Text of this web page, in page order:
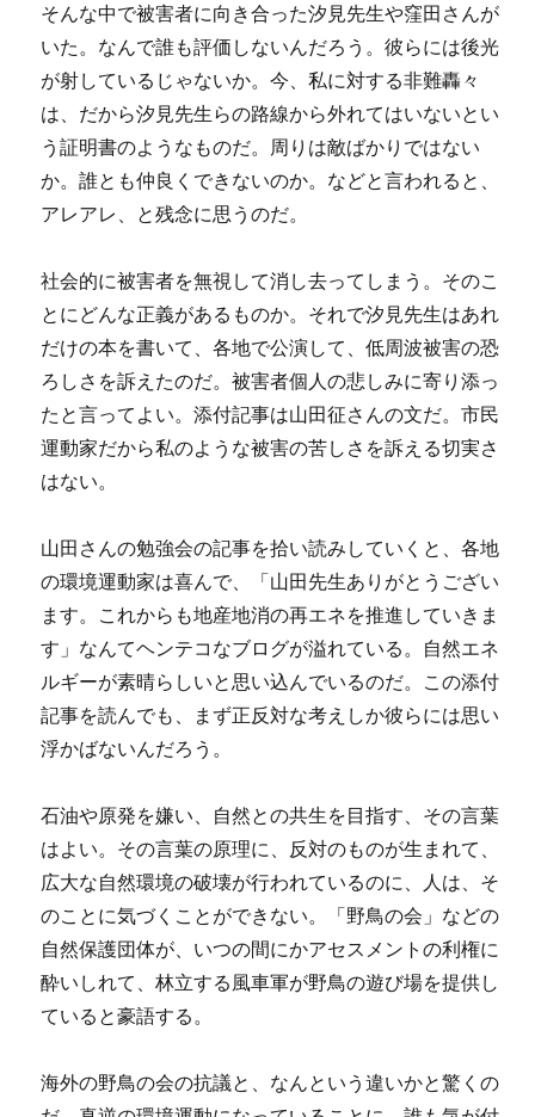
そんな中で被害者に向き合った汐見先生や窪田さんが
いた。なんで誰も評価しないんだろう。彼らには後光
が射しているじゃないか。今、私に対する非難轟々
は、だから汐見先生らの路線から外れてはいないとい
う証明書のようなものだ。周りは敵ばかりではない
か。誰とも仲良くできないのか。などと言われると、
アレアレ、と残念に思うのだ。
社会的に被害者を無視して消し去ってしまう。そのこ
とにどんな正義があるものか。それで汐見先生はあれ
だけの本を書いて、各地で公演して、低周波被害の恐
ろしさを訴えたのだ。被害者個人の悲しみに寄り添っ
たと言ってよい。添付記事は山田征さんの文だ。市民
運動家だから私のような被害の苦しさを訴える切実さ
はない。
山田さんの勉強会の記事を拾い読みしていくと、各地
の環境運動家は喜んで、「山田先生ありがとうござい
ます。これからも地産地消の再エネを推進していきま
す」なんてヘンテコなブログが溢れている。自然エネ
ルギーが素晴らしいと思い込んでいるのだ。この添付
記事を読んでも、まず正反対な考えしか彼らには思い
浮かばないんだろう。
石油や原発を嫌い、自然との共生を目指す、その言葉
はよい。その言葉の原理に、反対のものが生まれて、
広大な自然環境の破壊が行われているのに、人は、そ
のことに気づくことができない。「野鳥の会」などの
自然保護団体が、いつの間にかアセスメントの利権に
酔いしれて、林立する風車軍が野鳥の遊び場を提供し
ていると豪語する。
海外の野鳥の会の抗議と、なんという違いかと驚くの